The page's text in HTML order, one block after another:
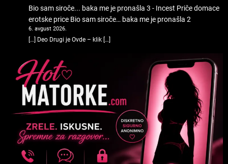
Bio sam siroče... baka me je pronašla 3 - Incest Priče domace
erotske price Bio sam siroče… baka me je pronašla 2
6. avgust 2026.
[…] Deo Drugi je Ovde – klik […]